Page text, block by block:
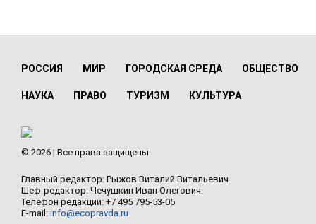
РОССИЯ МИР ГОРОДСКАЯ СРЕДА ОБЩЕСТВО
НАУКА ПРАВО ТУРИЗМ КУЛЬТУРА
© 2026 | Все права защищены
Главный редактор: Рыжов Виталий Витальевич
Шеф-редактор: Чечушкин Иван Олегович.
Телефон редакции: +7 495 795-53-05
E-mail: info@ecopravda.ru